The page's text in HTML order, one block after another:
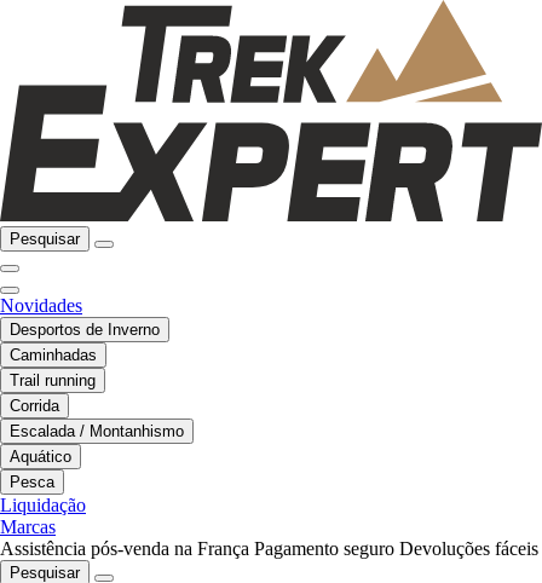
Pesquisar
Novidades
Desportos de Inverno
Caminhadas
Trail running
Corrida
Escalada / Montanhismo
Aquático
Pesca
Liquidação
Marcas
Assistência pós-venda na França Pagamento seguro Devoluções fáceis
Pesquisar